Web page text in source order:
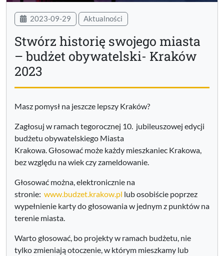
2023-09-29 Aktualności
Stwórz historię swojego miasta
– budżet obywatelski- Kraków
2023
Masz pomysł na jeszcze lepszy Kraków?
Zagłosuj w ramach tegorocznej 10. jubileuszowej edycji
budżetu obywatelskiego Miasta
Krakowa. Głosować może każdy mieszkaniec Krakowa,
bez względu na wiek czy zameldowanie.
Głosować można, elektronicznie na
stronie: www.budzet.krakow.pl lub osobiście poprzez
wypełnienie karty do głosowania w jednym z punktów na
terenie miasta.
Warto głosować, bo projekty w ramach budżetu, nie
tylko zmieniają otoczenie, w którym mieszkamy lub